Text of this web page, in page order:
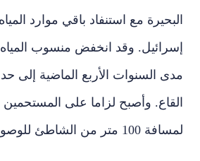
البحيرة مع استنفاد باقي موارد
إسرائيل. وقد انخفض منسوب
مدى السنوات الأربع الماضية إلى
القاع. وأصبح لزاما على
لمسافة 100 متر من الشاطئ للوصول إلى سطح الماء.